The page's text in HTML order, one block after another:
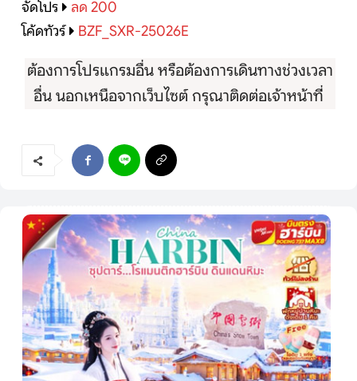
จัดโปร
ลด 200
โค้ดทัวร์
BZF_SXR-25026E
ต้องการโปรแกรมอื่น หรือต้องการเดินทางช่วงเวลา
อื่น นอกเหนือจากเว็บไซต์ กรุณาติดต่อเจ้าหน้าที่